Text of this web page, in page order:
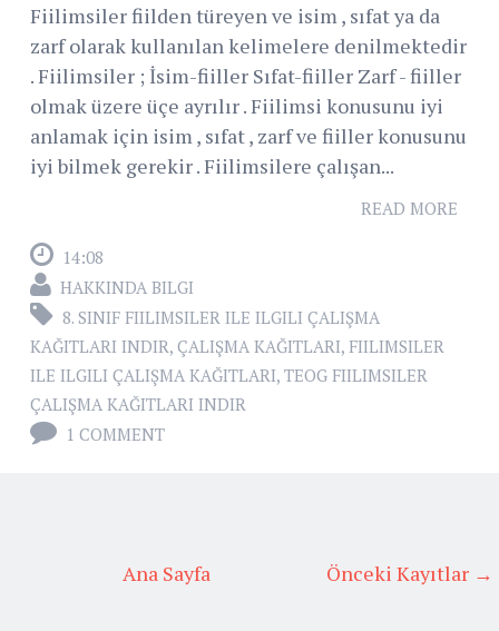
Fiilimsiler fiilden türeyen ve isim , sıfat ya da
zarf olarak kullanılan kelimelere denilmektedir
. Fiilimsiler ; İsim-fiiller Sıfat-fiiller Zarf - fiiller
olmak üzere üçe ayrılır . Fiilimsi konusunu iyi
anlamak için isim , sıfat , zarf ve fiiller konusunu
iyi bilmek gerekir . Fiilimsilere çalışan...
READ MORE
14:08
HAKKINDA BILGI
8. SINIF FIILIMSILER ILE ILGILI ÇALIŞMA
KAĞITLARI INDIR, ÇALIŞMA KAĞITLARI, FIILIMSILER
ILE ILGILI ÇALIŞMA KAĞITLARI, TEOG FIILIMSILER
ÇALIŞMA KAĞITLARI INDIR
1 COMMENT
Önceki Kayıtlar →
Ana Sayfa